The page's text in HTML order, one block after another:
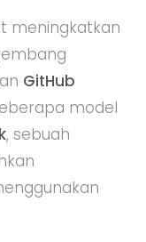
meningkatkan
GitHub
model
, sebuah